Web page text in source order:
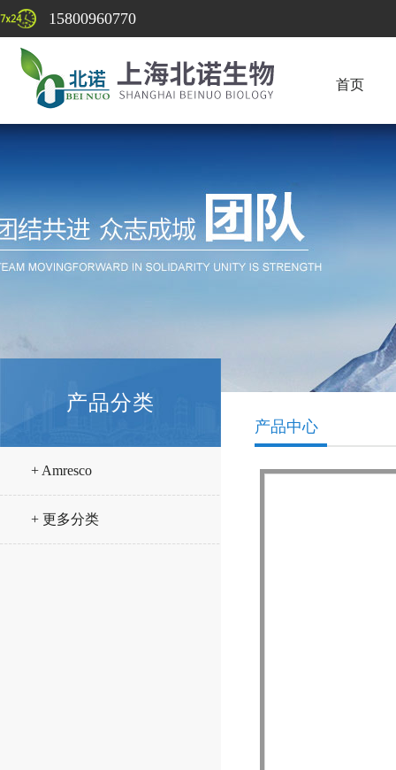
15800960770
首页
产品分类
+ Amresco
+ 更多分类
产品中心